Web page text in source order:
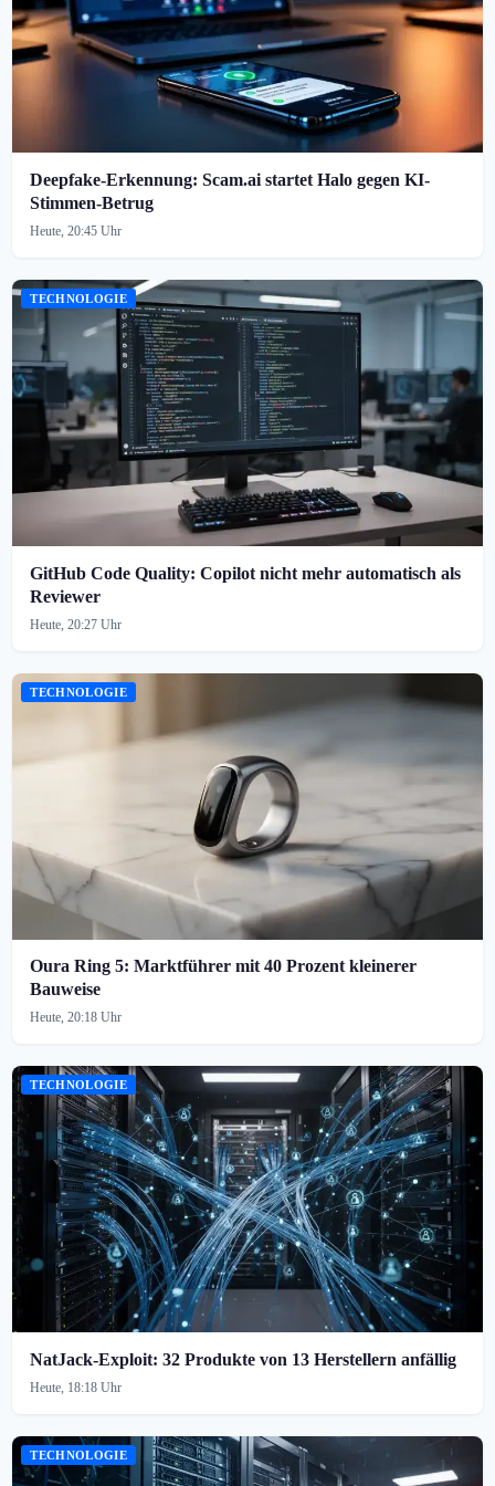
Deepfake-Erkennung: Scam.ai startet Halo gegen KI-
Stimmen-Betrug
Heute, 20:45 Uhr
TECHNOLOGIE
GitHub Code Quality: Copilot nicht mehr automatisch als
Reviewer
Heute, 20:27 Uhr
TECHNOLOGIE
Oura Ring 5: Marktführer mit 40 Prozent kleinerer
Bauweise
Heute, 20:18 Uhr
TECHNOLOGIE
NatJack-Exploit: 32 Produkte von 13 Herstellern anfällig
Heute, 18:18 Uhr
TECHNOLOGIE